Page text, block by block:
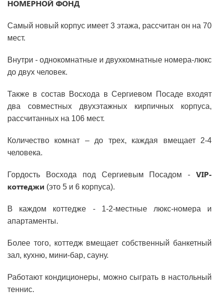
НОМЕРНОЙ ФОНД
Самый новый корпус имеет 3 этажа, рассчитан он на 70
мест.
Внутри - однокомнатные и двухкомнатные номера-люкс
до двух человек.
Также в состав Восхода в Сергиевом Посаде входят
два совместных двухэтажных кирпичных корпуса,
рассчитанных на 106 мест.
Количество комнат – до трех, каждая вмещает 2-4
человека.
Гордость Восхода под Сергиевым Посадом - VIP-
коттеджи (это 5 и 6 корпуса).
В каждом коттедже - 1-2-местные люкс-номера и
апартаменты.
Более того, коттедж вмещает собственный банкетный
зал, кухню, мини-бар, сауну.
Работают кондиционеры, можно сыграть в настольный
теннис.